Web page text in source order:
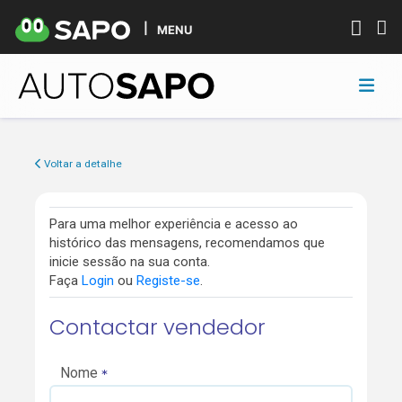
MENU
Voltar a detalhe
Para uma melhor experiência e acesso ao
histórico das mensagens, recomendamos que
inicie sessão na sua conta.
Faça Login ou Registe-se.
Contactar vendedor
Nome